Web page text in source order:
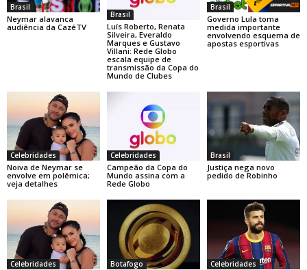
Brasil
Neymar alavanca
audiência da CazéTV
Brasil
Luís Roberto, Renata
Silveira, Everaldo
Marques e Gustavo
Villani: Rede Globo
escala equipe de
transmissão da Copa do
Mundo de Clubes
Brasil
Governo Lula toma
medida importante
envolvendo esquema de
apostas esportivas
Celebridades
Noiva de Neymar se
envolve em polêmica;
veja detalhes
Celebridades
Campeão da Copa do
Mundo assina com a
Rede Globo
Brasil
Justiça nega novo
pedido de Robinho
Celebridades Botafogo Celebridades